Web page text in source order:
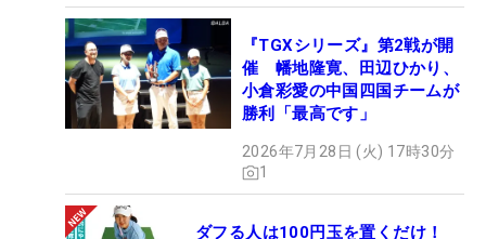
『TGXシリーズ』第2戦が開
催 幡地隆寛、田辺ひかり、
小倉彩愛の中国四国チームが
勝利「最高です」
2026年7月28日 (火) 17時30分
1
ダフる人は100円玉を置くだけ！